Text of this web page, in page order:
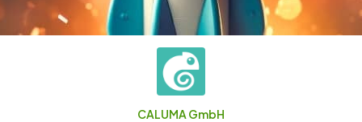
CALUMA GmbH